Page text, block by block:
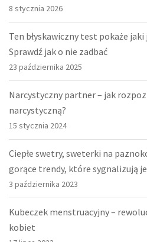
8 stycznia 2026
Ten błyskawiczny test pokaże
Sprawdź jak o nie zadbać
23 października 2025
Narcystyczny partner – jak
narcystyczną?
15 stycznia 2024
Ciepłe swetry, sweterki na
gorące trendy, które sygnalizują
3 października 2023
Kubeczek menstruacyjny –
kobiet